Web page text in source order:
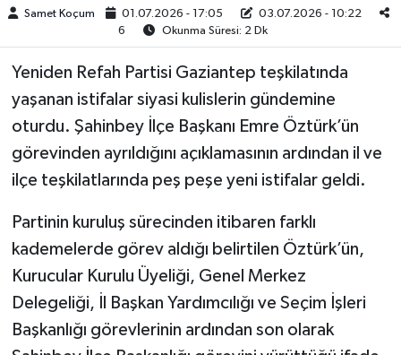
Samet Koçum 01.07.2026 - 17:05
03.07.2026 - 10:22
6
Okunma Süresi: 2 Dk
Yeniden Refah Partisi Gaziantep teşkilatında
yaşanan istifalar siyasi kulislerin gündemine
oturdu. Şahinbey İlçe Başkanı Emre Öztürk’ün
görevinden ayrıldığını açıklamasının ardından il ve
ilçe teşkilatlarında peş peşe yeni istifalar geldi.
Partinin kuruluş sürecinden itibaren farklı
kademelerde görev aldığı belirtilen Öztürk’ün,
Kurucular Kurulu Üyeliği, Genel Merkez
Delegeliği, İl Başkan Yardımcılığı ve Seçim İşleri
Başkanlığı görevlerinin ardından son olarak
Teknoloji
Türkiye
Video Haber
Yaşam
Yeme-İçme